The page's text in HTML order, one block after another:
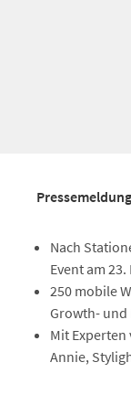
Pressemeldung
Nach
Event am
250 mobile
Growth- und
Mit Experten
Annie,